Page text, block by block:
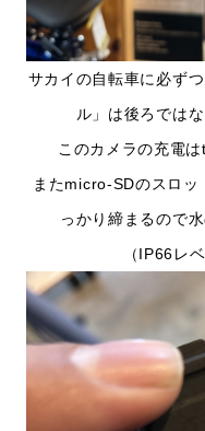
サカイの自転車に必ず
ル」は後ろでは
このカメラの充電
またmicro-SDのスロッ
っかり締まるので
（IP66レ